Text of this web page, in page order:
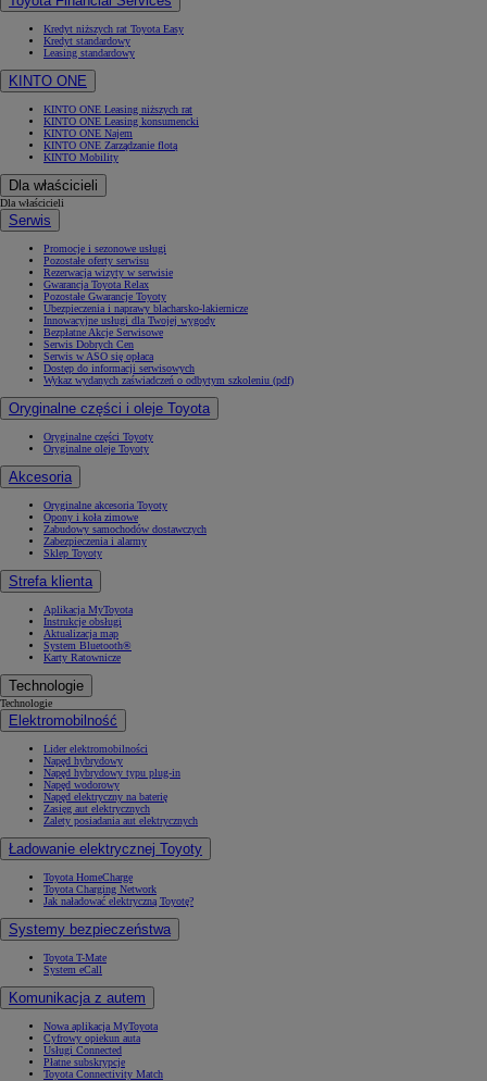
Kredyt niższych rat Toyota Easy
Kredyt standardowy
Leasing standardowy
KINTO ONE
KINTO ONE Leasing niższych rat
KINTO ONE Leasing konsumencki
KINTO ONE Najem
KINTO ONE Zarządzanie flotą
KINTO Mobility
Dla właścicieli
Dla właścicieli
Serwis
Promocje i sezonowe usługi
Pozostałe oferty serwisu
Rezerwacja wizyty w serwisie
Gwarancja Toyota Relax
Pozostałe Gwarancje Toyoty
Ubezpieczenia i naprawy blacharsko-lakiernicze
Innowacyjne usługi dla Twojej wygody
Bezpłatne Akcje Serwisowe
Serwis Dobrych Cen
Serwis w ASO się opłaca
Dostęp do informacji serwisowych
Wykaz wydanych zaświadczeń o odbytym szkoleniu (pdf)
Oryginalne części i oleje Toyota
Oryginalne części Toyoty
Oryginalne oleje Toyoty
Akcesoria
Oryginalne akcesoria Toyoty
Opony i koła zimowe
Zabudowy samochodów dostawczych
Zabezpieczenia i alarmy
Sklep Toyoty
Strefa klienta
Aplikacja MyToyota
Instrukcje obsługi
Aktualizacja map
System Bluetooth®
Karty Ratownicze
Technologie
Technologie
Elektromobilność
Lider elektromobilności
Napęd hybrydowy
Napęd hybrydowy typu plug-in
Napęd wodorowy
Napęd elektryczny na baterię
Zasięg aut elektrycznych
Zalety posiadania aut elektrycznych
Ładowanie elektrycznej Toyoty
Toyota HomeCharge
Toyota Charging Network
Jak naładować elektryczną Toyotę?
Systemy bezpieczeństwa
Toyota T-Mate
System eCall
Komunikacja z autem
Nowa aplikacja MyToyota
Cyfrowy opiekun auta
Usługi Connected
Płatne subskrypcje
Toyota Connectivity Match